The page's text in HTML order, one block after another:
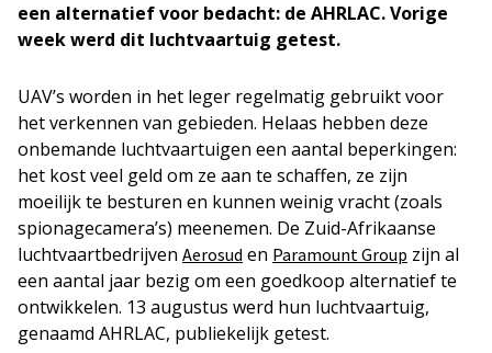
een alternatief voor bedacht: de AHRLAC. Vorige
week werd dit luchtvaartuig getest.
UAV’s worden in het leger regelmatig gebruikt voor
het verkennen van gebieden. Helaas hebben deze
onbemande luchtvaartuigen een aantal beperkingen:
het kost veel geld om ze aan te schaffen, ze zijn
moeilijk te besturen en kunnen weinig vracht (zoals
spionagecamera’s) meenemen. De Zuid-Afrikaanse
luchtvaartbedrijven Aerosud en Paramount Group zijn al
een aantal jaar bezig om een goedkoop alternatief te
ontwikkelen. 13 augustus werd hun luchtvaartuig,
genaamd AHRLAC, publiekelijk getest.